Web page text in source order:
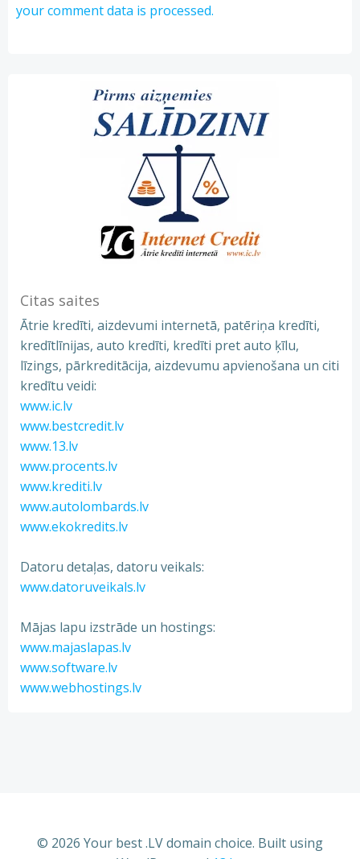
your comment data is processed.
Citas saites
Ātrie kredīti, aizdevumi internetā, patēriņa kredīti,
kredītlīnijas, auto kredīti, kredīti pret auto ķīlu,
līzings, pārkreditācija, aizdevumu apvienošana un citi
kredītu veidi:
www.ic.lv
www.bestcredit.lv
www.13.lv
www.procents.lv
www.krediti.lv
www.autolombards.lv
www.ekokredits.lv
Datoru detaļas, datoru veikals:
www.datoruveikals.lv
Mājas lapu izstrāde un hostings:
www.majaslapas.lv
www.software.lv
www.webhostings.lv
© 2026 Your best .LV domain choice. Built using